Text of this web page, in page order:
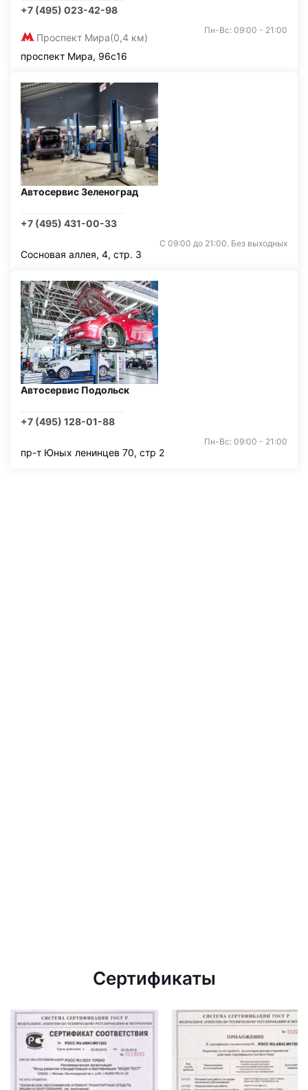
+7 (495) 023-42-98
Проспект Мира(0,4 км)
Пн-Вс: 09:00 - 21:00
проспект Мира, 96с16
Автосервис Зеленоград
+7 (495) 431-00-33
С 09:00 до 21:00. Без выходных
Сосновая аллея, 4, стр. 3
Автосервис Подольск
+7 (495) 128-01-88
Пн-Вс: 09:00 - 21:00
пр-т Юных ленинцев 70, стр 2
Сертификаты